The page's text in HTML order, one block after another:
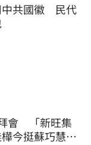
共國徽　民代
會 「新旺集
今挺蘇巧慧：